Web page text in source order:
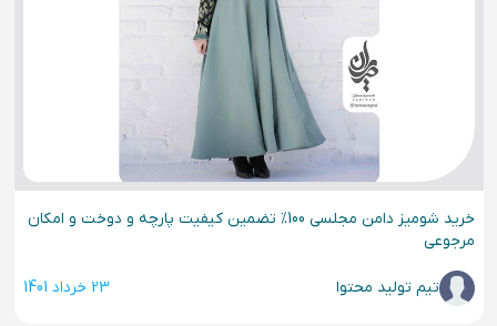
خرید شومیز دامن مجلسی 100% تضمین کیفیت پارچه و دوخت و امکان
مرجوعی
تیم تولید محتوا 23 خرداد 1401